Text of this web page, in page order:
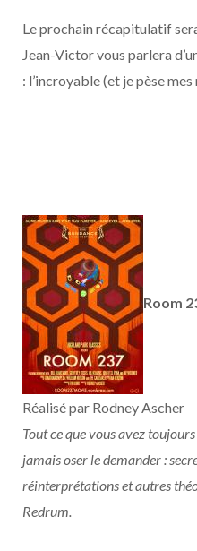
Le prochain récapitulatif
Jean-Victor vous parlera
: l’incroyable (et je pèse
Room
Réalisé par Rodney Ascher
Tout ce que vous avez
jamais oser le demander :
réinterprétations et autres
Redrum.